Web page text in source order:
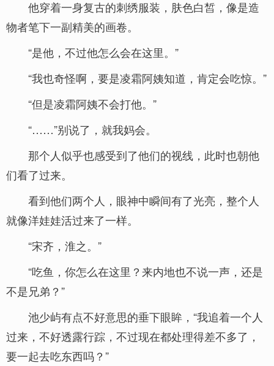
他穿着一身复古的刺绣服装，肤色白皙，像是造
物者笔下一副精美的画卷。
“是他，不过他怎么会在这里。”
“我也奇怪啊，要是凌霜阿姨知道，肯定会吃惊。”
“但是凌霜阿姨不会打他。”
“……”别说了，就我妈会。
那个人似乎也感受到了他们的视线，此时也朝他
们看了过来。
看到他们两个人，眼神中瞬间有了光亮，整个人
就像洋娃娃活过来了一样。
“宋齐，淮之。”
“吃鱼，你怎么在这里？来内地也不说一声，还是
不是兄弟？”
池少屿有点不好意思的垂下眼眸，“我追着一个人
过来，不好透露行踪，不过现在都处理得差不多了，
要一起去吃东西吗？”